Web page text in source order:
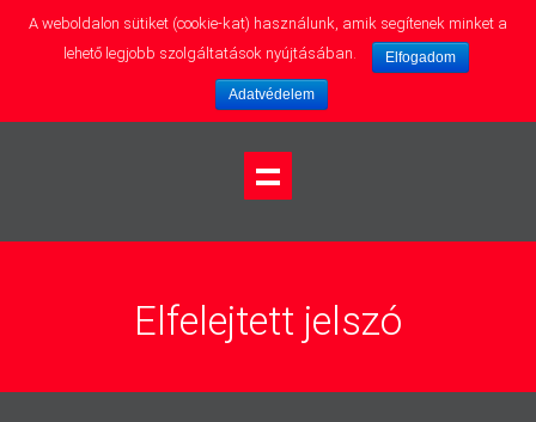
Elfelejtett jelszó
A weboldalon sütiket (cookie-kat) használunk, amik segítenek minket a
lehető legjobb szolgáltatások nyújtásában.
Elfogadom
Adatvédelem